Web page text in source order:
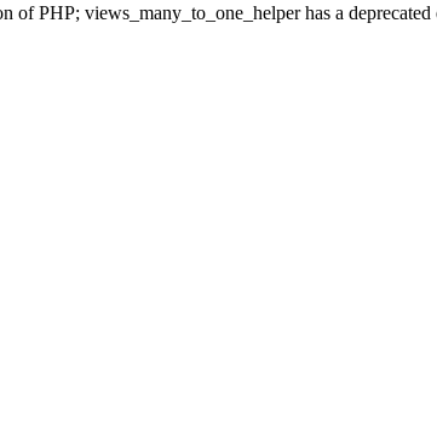
of PHP; views_many_to_one_helper has a deprecated